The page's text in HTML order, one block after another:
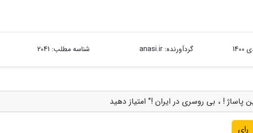
گردآورنده:anasi.ir شناسه مطلب: 2041
پاساژ ! ، بی روسری در ایران !" امتیاز دهید
رای